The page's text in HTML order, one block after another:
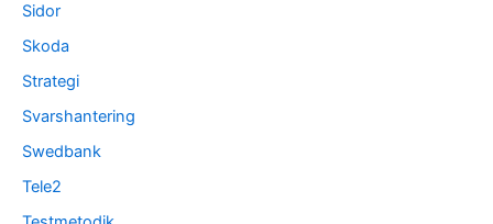
Sidor
Skoda
Strategi
Svarshantering
Swedbank
Tele2